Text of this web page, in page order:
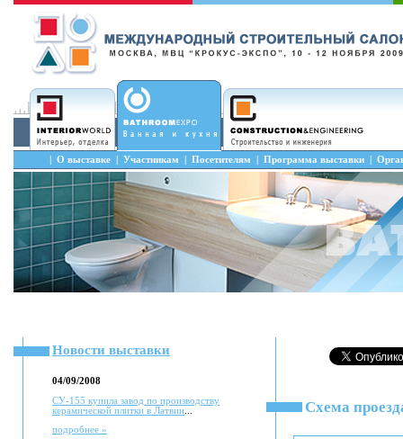
О выставке Участникам Посетителям Программа выставки
Новости выставки
04/09/2008
СУ-155 купила завод по производству
керамической плитки в Латвии
подробнее »
Схема